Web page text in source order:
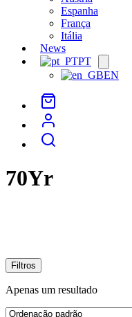
Espanha
França
Itália
News
PT
menu
EN
70Yr
Filtros
Apenas um resultado